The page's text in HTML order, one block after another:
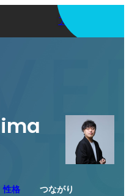
アプリを使う
性格 つながり